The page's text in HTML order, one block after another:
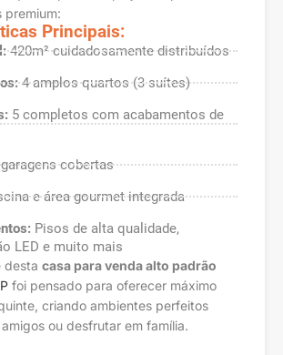
premium:
Principais:
420m² cuidadosamente distribuídos
4 amplos quartos (3 suítes)
5 completos com acabamentos de
cobertas
e área gourmet integrada
Pisos de alta qualidade,
LED e muito mais
desta casa para venda alto padrão
foi pensado para oferecer máximo
criando ambientes perfeitos
ou desfrutar em família.